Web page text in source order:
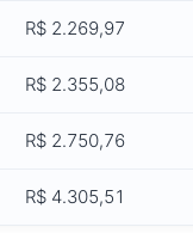
R$ 2.269,97
R$ 2.355,08
R$ 2.750,76
R$ 4.305,51